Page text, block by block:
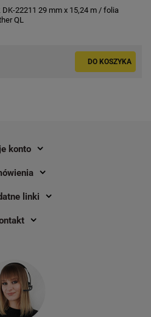
mm x
Taśma Brother DK-
22211 29 mm x 15,24 m / folia
QL
DO KOSZYKA
konto
linki